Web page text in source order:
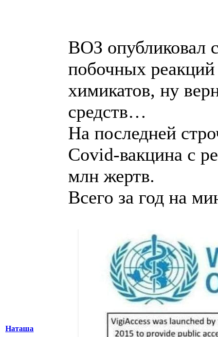
Наташа
ВОЗ опубликовал
побочных
химикатов, ну
средств…
На последней
Covid-вакцина с
млн жертв.
Всего за год на